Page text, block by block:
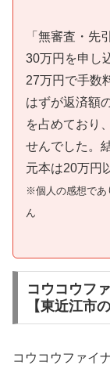
「無審査・先
30万円を申し
27万円で手数
はずが返済額
を占めており
せんでした。
元本は20万円
※個人の感想であ
ん
コウコウフ
【東近江市
コウコウファイ